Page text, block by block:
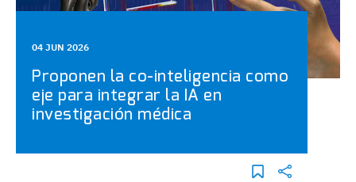
04 JUN 2026
Proponen la co-inteligencia como
eje para integrar la IA en
investigación médica